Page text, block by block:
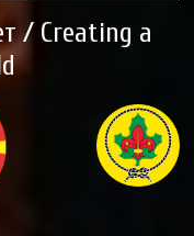
/ Creating a